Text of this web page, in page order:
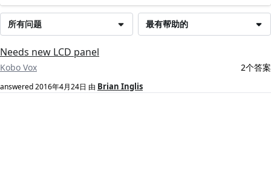
最有帮助的
所有问题
Needs new LCD panel
Kobo Vox 2个答案
answered2016年4月24日 由 Brian Inglis